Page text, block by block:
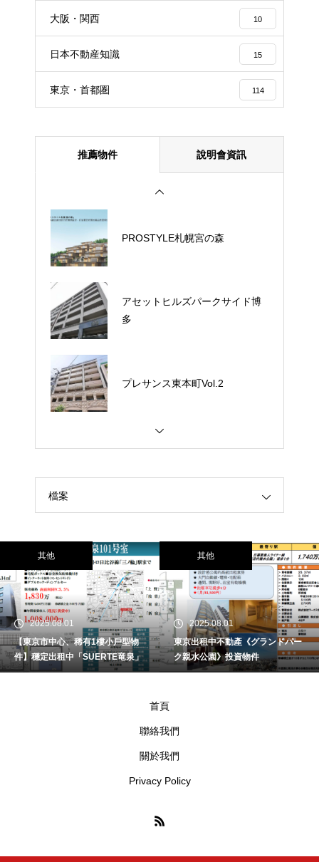
大阪・関西 10
日本不動産知識 15
東京・首都圏 114
推薦物件 說明會資訊
PROSTYLE札幌宮の森
アセットヒルズパークサイド博
多
プレサンス東本町Vol.2
檔案
其他
2025.08.01
【東京市中心、稀有1樓小戶型物
件】穩定出租中「SUERTE竜泉」
其他
2025.08.01
東京出租中不動產《グランドパー
ク親水公園》投資物件
首頁
聯絡我們
關於我們
Privacy Policy